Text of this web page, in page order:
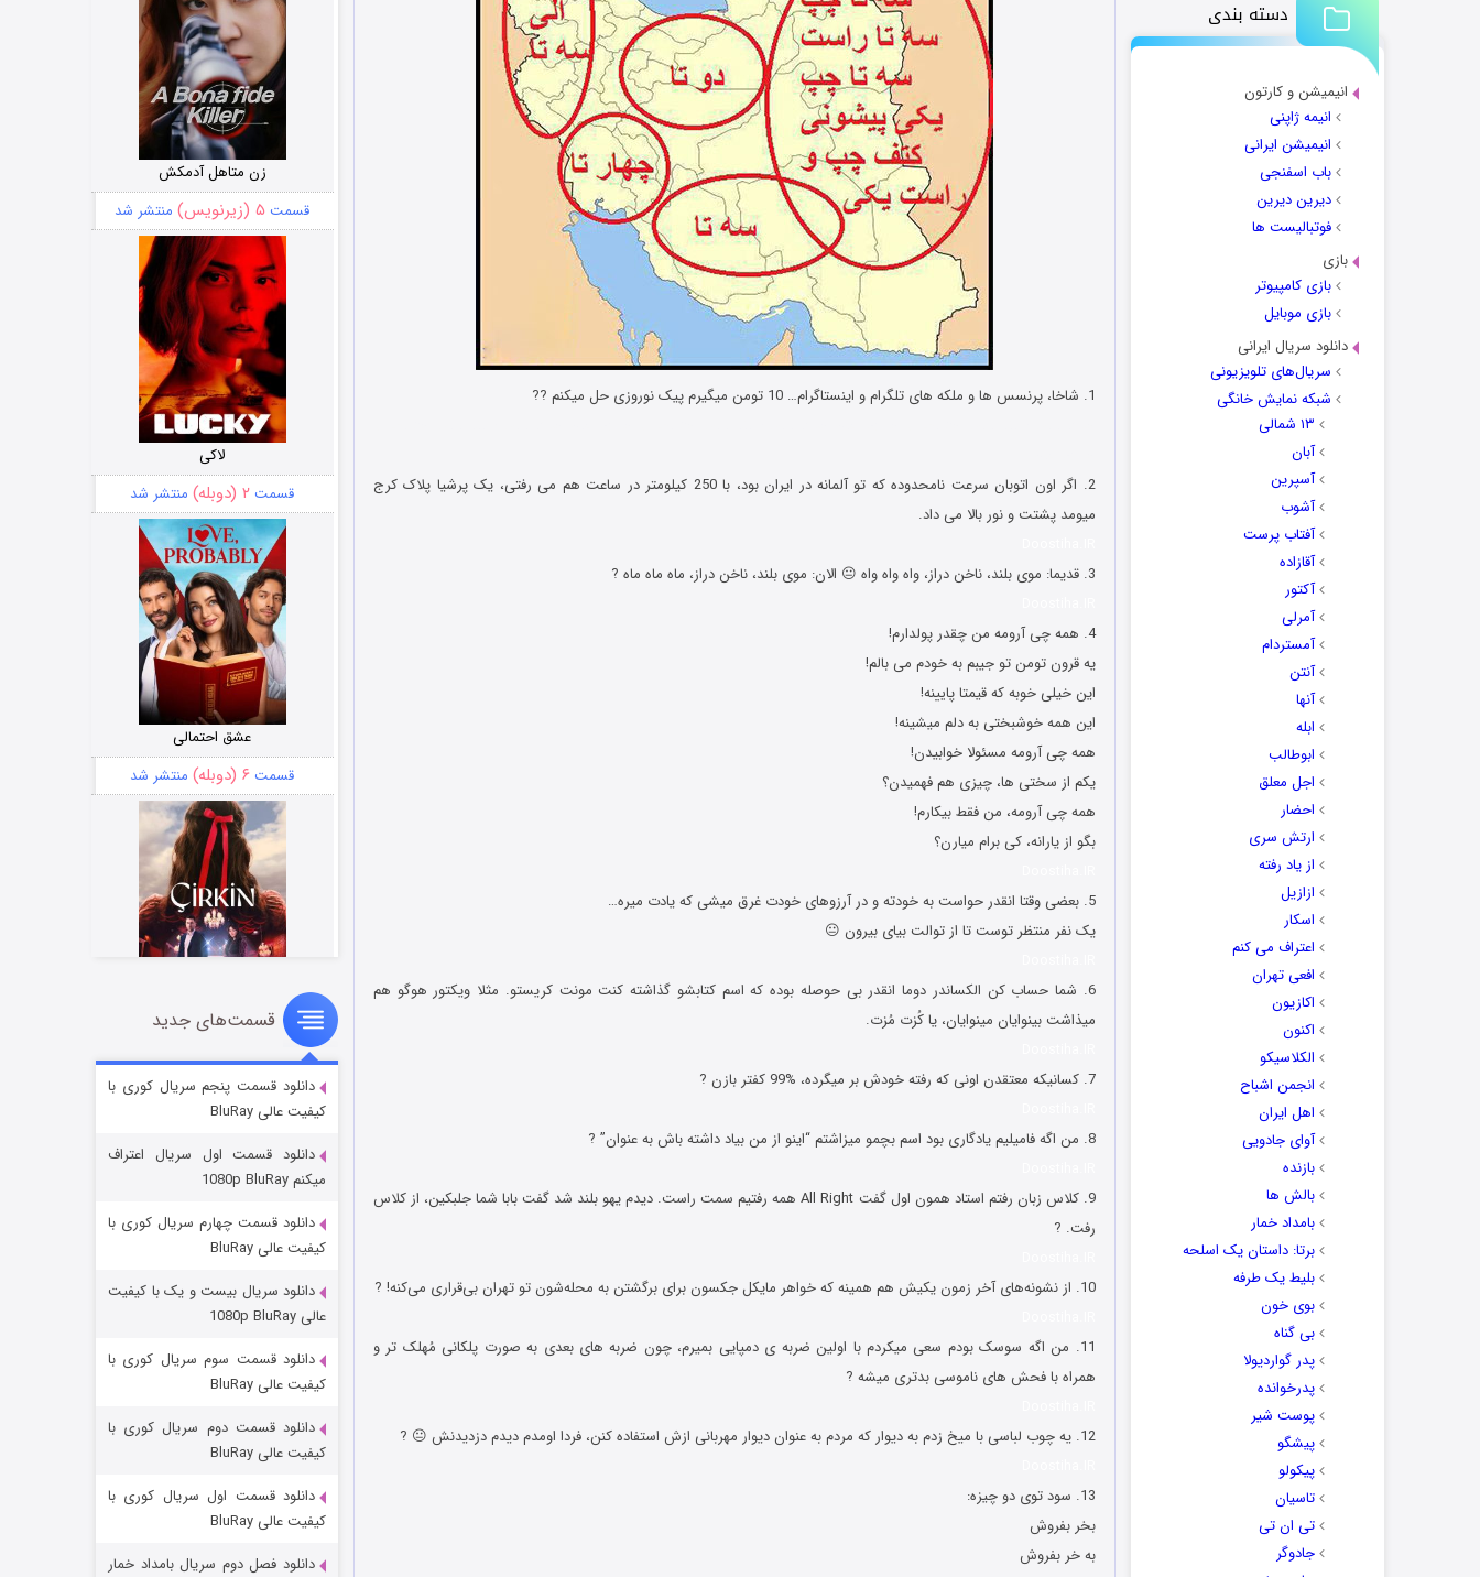
دسته بندی
انیمیشن و کارتون
انیمه ژاپنی
انیمیشن ایرانی
باب اسفنجی
دیرین دیرین
فوتبالیست ها
بازی
بازی کامپیوتر
بازی موبایل
دانلود سریال ایرانی
سریال‌های تلویزیونی
شبکه نمایش خانگی
۱۳ شمالی
آبان
آسپرین
آشوب
آفتاب پرست
آقازاده
آکتور
آمرلی
آمستردام
آنتن
آنها
ابله
ابوطالب
اجل معلق
احضار
ارتش سری
از یاد رفته
ازازیل
اسکار
اعتراف می کنم
افعی تهران
اکازیون
اکنون
الکلاسیکو
انجمن اشباح
اهل ایران
آوای جادویی
بازنده
بالش ها
بامداد خمار
برتا: داستان یک اسلحه
بلیط یک‌‌ طرفه
بوی خون
بی گناه
پدر گواردیولا
پدرخوانده
پوست شیر
پیشگو
پیکولو
تاسیان
تی ان تی
جادوگر
1. شاخا، پرنسس ها و ملکه های تلگرام و اینستاگرام… 10 تومن میگیرم پیک نوروزی حل میکنم ??
2. اگر اون اتوبان سرعت نامحدوده که تو آلمانه در ایران بود، با 250 کیلومتر در ساعت هم می رفتی، یک پرشیا پلاک کرج
میومد پشتت و نور بالا می داد.
3. قدیما: موی بلند، ناخن دراز، واه واه واه 😐 الان: موی بلند، ناخن دراز، ماه ماه ماه ?
4. همه چی آرومه من چقدر پولدارم!
یه قرون تومن تو جیبم به خودم می بالم!
این خیلی خوبه که قیمتا پایینه!
این همه خوشبختی به دلم میشینه!
همه چی آرومه مسئولا خوابیدن!
یکم از سختی ها، چیزی هم فهمیدن؟
همه چی آرومه، من فقط بیکارم!
بگو از یارانه، کی برام میارن؟
5. بعضی وقتا انقدر حواست به خودته و در آرزوهای خودت غرق میشی که یادت میره…
یک نفر منتظر توست تا از توالت بیای بیرون 😐
6. شما حساب کن الکساندر دوما انقدر بی حوصله بوده که اسم کتابشو گذاشته کنت مونت کریستو. مثلا ویکتور هوگو هم
میذاشت بینوایان مینوایان، یا کُزت مُزت.
7. کسانیکه ﻣﻌﺘﻘﺪﻥ ﺍﻭﻧﯽ ﮐﻪ ﺭﻓﺘﻪ ﺧﻮﺩﺵ ﺑﺮ ﻣﯿﮕﺮﺩﻩ، %99 ﮐﻔﺘﺮ ﺑﺎﺯﻥ ?
8. من اگه فامیلیم یادگارى بود اسم بچمو میزاشتم “اینو از من بیاد داشته باش به عنوان” ?
9. کلاس زبان رفتم استاد همون اول گفت All Right همه رفتیم سمت راست. دیدم یهو بلند شد گفت بابا شما جلبکین، از کلاس
رفت. ?
10. از نشونه‌های آخر زمون یکیش هم همینه که خواهر مایکل جکسون برای برگشتن به محله‌شون تو تهران بی‌قراری می‌کنه! ?
11. من اگه سوسک بودم سعی میکردم با اولین ضربه ی دمپایی بمیرم، چون ضربه های بعدی به صورت پلکانی مُهلک تر و
همراه با فحش های ناموسی بدتری میشه ?
12. یه چوب لباسی با میخ زدم به دیوار که مردم به عنوان دیوار مهربانی ازش استفاده کنن، فردا اومدم دیدم دزدیدنش 😐 ?
13. سود توی دو چیزه:
بخر بفروش
به خر بفروش
زن متاهل آدمکش
قسمت ۵ (زیرنویس) منتشر شد
لاکی
قسمت ۲ (دوبله) منتشر شد
عشق احتمالی
قسمت ۶ (دوبله) منتشر شد
سریال زشت
قسمت۵ (زیرنویس) منتشر شد
وستی ها
قسمت‌های جدید
دانلود قسمت پنجم سریال کوری با
کیفیت عالی BluRay
دانلود قسمت اول سریال اعتراف
میکنم 1080p BluRay
دانلود قسمت چهارم سریال کوری با
کیفیت عالی BluRay
دانلود سریال بیست و یک با کیفیت
عالی 1080p BluRay
دانلود قسمت سوم سریال کوری با
کیفیت عالی BluRay
دانلود قسمت دوم سریال کوری با
کیفیت عالی BluRay
دانلود قسمت اول سریال کوری با
کیفیت عالی BluRay
دانلود فصل دوم سریال بامداد خمار